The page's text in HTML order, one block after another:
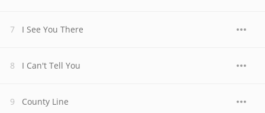
I See You There
I Can't Tell You
County Line